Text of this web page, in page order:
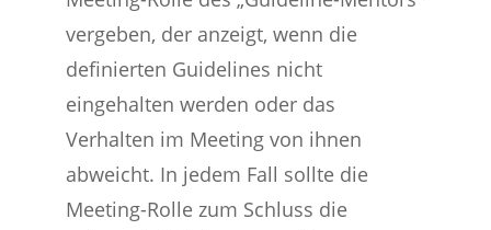
vergeben, der anzeigt, wenn die
definierten Guidelines nicht
eingehalten werden oder das
Verhalten im Meeting von ihnen
abweicht. In jedem Fall sollte die
Meeting-Rolle zum Schluss die